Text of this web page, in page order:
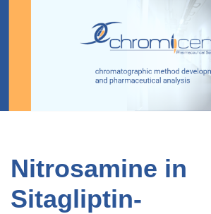
Nitrosamine in
Sitagliptin-